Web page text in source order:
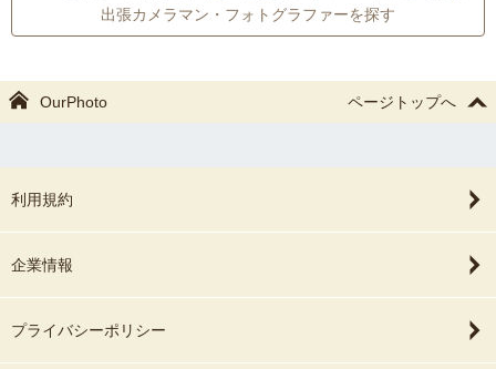
出張カメラマン・フォトグラファーを探す
OurPhoto ページトップへ
利用規約
企業情報
プライバシーポリシー